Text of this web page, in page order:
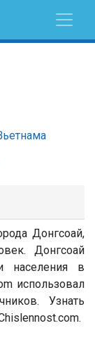
Донгсоай,
Донгсоай
населения в
использовал
Узнать